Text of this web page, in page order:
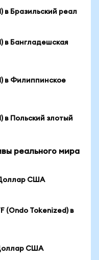
в Бразильский реал
в Бангладешская
в Филиппинское
в Польский злотый
реального мира
США
(Ondo Tokenized) в
США